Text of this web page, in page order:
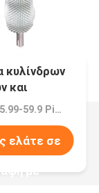
κυλίνδρων
και
Τιμή：USD 5.99-59.9 Piece
ελάτε σε
με